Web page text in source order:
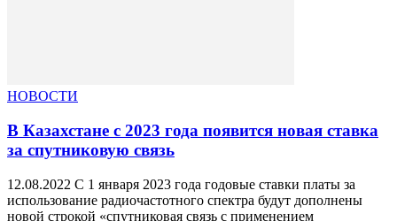
НОВОСТИ
В Казахстане с 2023 года появится новая ставка
за спутниковую связь
12.08.2022 С 1 января 2023 года годовые ставки платы за
использование радиочастотного спектра будут дополнены
новой строкой «спутниковая связь с применением